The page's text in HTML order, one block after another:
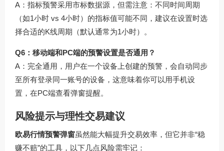
A：指标预警采用市标数据源，但需注意：不同时间周期
（如1小时 vs 4小时）的指标值可能不同，建议在设置时选
择合适的K线周期（默认通常为1小时）。
Q6：移动端和PC端的预警设置是否通用？
A：完全通用，用户在一个设备上创建的预警，会自动同步
至所有登录同一账号的设备，这意味着你可以用手机设
置，在PC端查看弹窗提醒。
风险提示与理性交易建议
欧易行情预警弹窗虽然能大幅提升交易效率，但它并非“稳
赚不赔”的工具，以下几点风险需牢记：